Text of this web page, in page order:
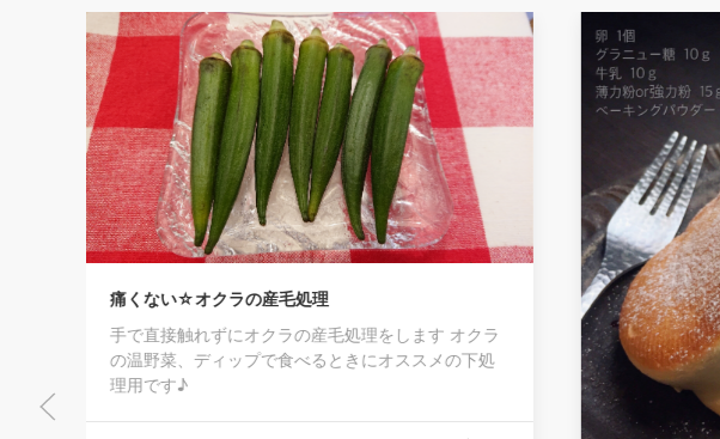
痛くない☆オクラの産毛処理
手で直接触れずにオクラの産毛処理をします オクラ
の温野菜、ディップで食べるときにオススメの下処
理用です♪